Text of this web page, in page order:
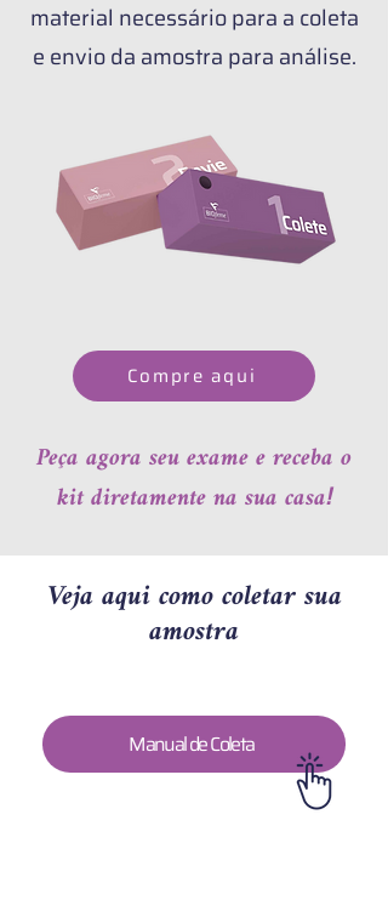
material necessário para a coleta
e envio da amostra para análise.
Compre aqui
Peça agora seu exame e receba o
kit diretamente na sua casa!
Veja aqui como coletar sua
amostra
Manual de Coleta